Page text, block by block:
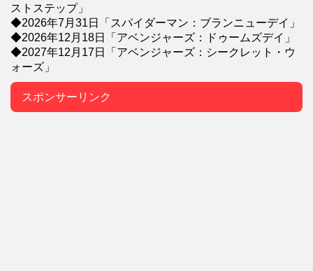
ストステップ」
◆2026年7月31日「スパイダーマン：ブランニューデイ」
◆2026年12月18日「アベンジャーズ：ドゥームズデイ」
◆2027年12月17日「アベンジャーズ：シークレット・ウ
ォーズ」
スポンサーリンク